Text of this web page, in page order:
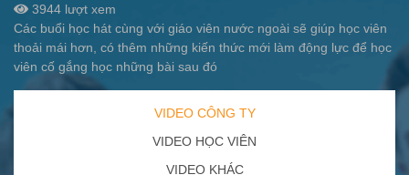
3944 lượt xem
Các buổi học hát cùng với giáo viên nước ngoài sẽ giúp học viên
thoải mái hơn, có thêm những kiến thức mới làm động lực để học
viên cố gắng học những bài sau đó
VIDEO CÔNG TY
VIDEO HỌC VIÊN
VIDEO KHÁC